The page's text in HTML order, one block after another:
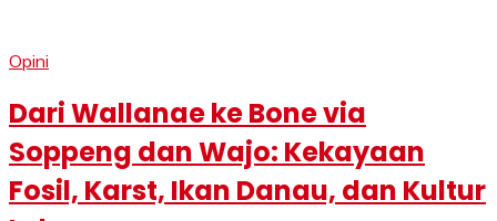
Opini
Dari Wallanae ke Bone via
Soppeng dan Wajo: Kekayaan
Fosil, Karst, Ikan Danau, dan Kultur